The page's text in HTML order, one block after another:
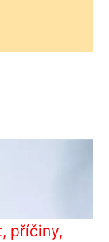
příčiny,